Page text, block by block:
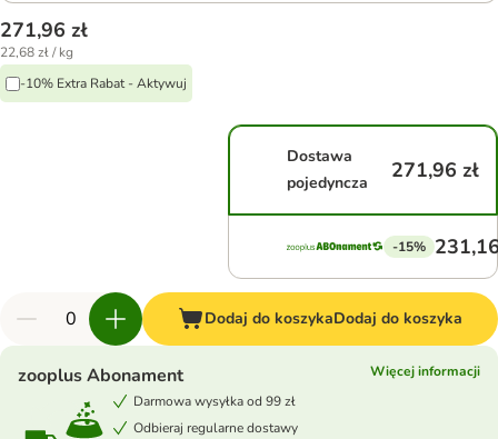
271,96 zł
22,68 zł / kg
-10% Extra Rabat - Aktywuj
Dostawa
pojedyncza
271,96 zł
-15%
Dodaj do koszykaDodaj do koszyka
zooplus Abonament
Więcej informacji
Darmowa wysyłka od 99 zł
Odbieraj regularne dostawy